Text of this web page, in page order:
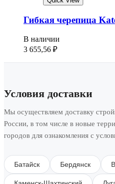
Гибкая черепица
В наличии
3 655,56 ₽
Условия доставки
Мы осуществляем доставку
России, в том числе в новые
городов для ознакомления с
Батайск Бердянск